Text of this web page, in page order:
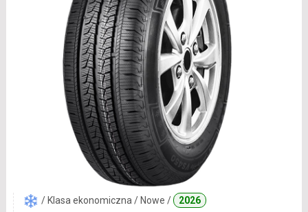
/ Klasa ekonomiczna / Nowe / 2026